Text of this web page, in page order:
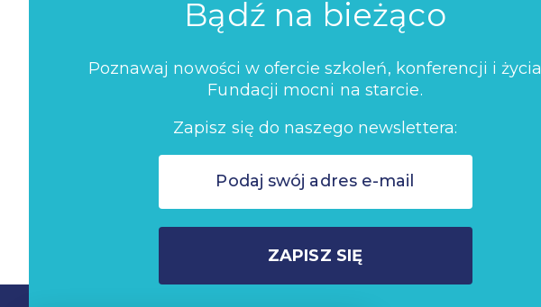
Bądź na bieżąco
Poznawaj nowości w ofercie szkoleń, konferencji i życia
Fundacji mocni na starcie.
Zapisz się do naszego newslettera:
ZAPISZ SIĘ